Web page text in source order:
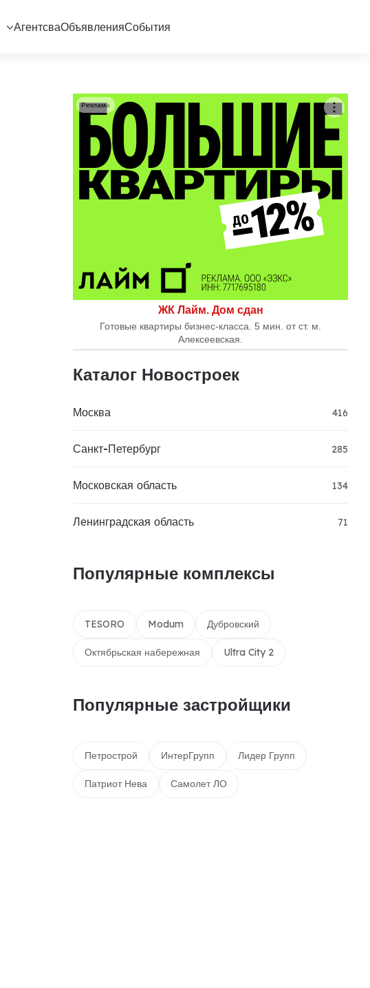
АгентсваОбъявленияСобытия
ЖК Лайм. Дом сдан
Готовые квартиры бизнес-класса. 5 мин. от ст. м.
Алексеевская.
Реклама
Каталог Новостроек
Москва 416
Санкт-Петербург 285
Московская область 134
Ленинградская область 71
Популярные комплексы
TESORO Modum Дубровский
Октябрьская набережная Ultra City 2
Популярные застройщики
Петрострой ИнтерГрупп Лидер Групп
Патриот Нева Самолет ЛО